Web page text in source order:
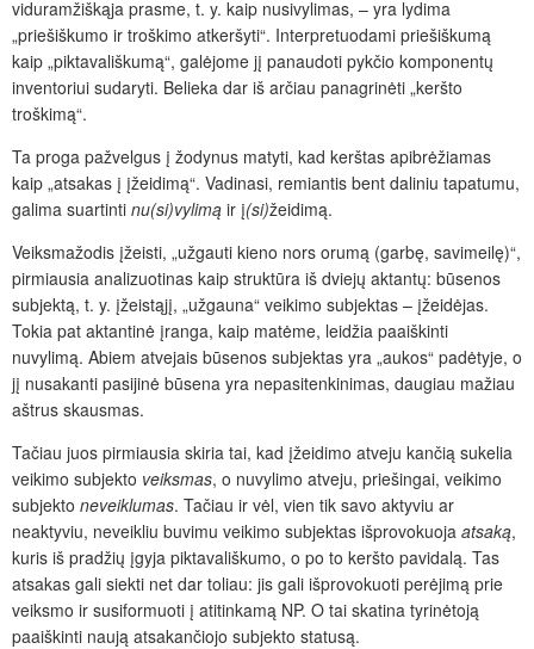
viduramžiškąja prasme, t. y. kaip nusivylimas, – yra lydima
„priešiškumo ir troškimo atkeršyti“. Interpretuodami priešiškumą
kaip „piktavališkumą“, galėjome jį panaudoti pykčio komponentų
inventoriui sudaryti. Belieka dar iš arčiau panagrinėti „keršto
troškimą“.
Ta proga pažvelgus į žodynus matyti, kad kerštas apibrėžiamas
kaip „atsakas į įžeidimą“. Vadinasi, remiantis bent daliniu tapatumu,
galima suartinti nu(si)vylimą ir į(si)žeidimą.
Veiksmažodis įžeisti, „užgauti kieno nors orumą (garbę, savimeilę)“,
pirmiausia analizuotinas kaip struktūra iš dviejų aktantų: būsenos
subjektą, t. y. įžeistąjį, „užgauna“ veikimo subjektas – įžeidėjas.
Tokia pat aktantinė įranga, kaip matėme, leidžia paaiškinti
nuvylimą. Abiem atvejais būsenos subjektas yra „aukos“ padėtyje, o
jį nusakanti pasijinė būsena yra nepasitenkinimas, daugiau mažiau
aštrus skausmas.
Tačiau juos pirmiausia skiria tai, kad įžeidimo atveju kančią sukelia
veikimo subjekto veiksmas, o nuvylimo atveju, priešingai, veikimo
subjekto neveiklumas. Tačiau ir vėl, vien tik savo aktyviu ar
neaktyviu, neveikliu buvimu veikimo subjektas išprovokuoja atsaką,
kuris iš pradžių įgyja piktavališkumo, o po to keršto pavidalą. Tas
atsakas gali siekti net dar toliau: jis gali išprovokuoti perėjimą prie
veiksmo ir susiformuoti į atitinkamą NP. O tai skatina tyrinėtoją
paaiškinti naują atsakančiojo subjekto statusą.